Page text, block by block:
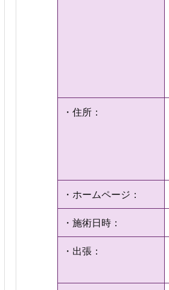
・住所：
・ホームページ：
・施術日時：
・出張：